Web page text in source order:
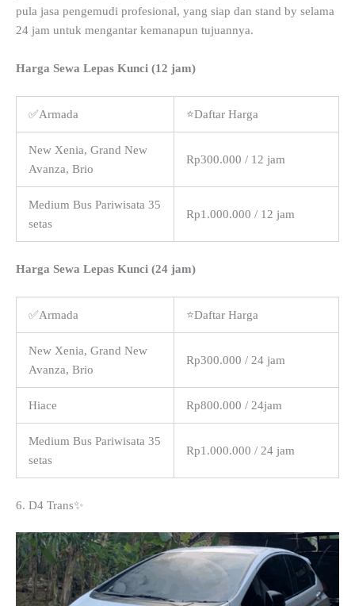
pula jasa pengemudi profesional, yang siap dan stand by selama
24 jam untuk mengantar kemanapun tujuannya.
Harga Sewa Lepas Kunci (12 jam)
✅Armada ⭐Daftar Harga
New Xenia, Grand New
Avanza, Brio
Rp300.000 / 12 jam
Medium Bus Pariwisata 35
setas
Rp1.000.000 / 12 jam
Harga Sewa Lepas Kunci (24 jam)
✅Armada ⭐Daftar Harga
New Xenia, Grand New
Avanza, Brio
Rp300.000 / 24 jam
Hiace Rp800.000 / 24jam
Medium Bus Pariwisata 35
setas
Rp1.000.000 / 24 jam
6. D4 Trans✨